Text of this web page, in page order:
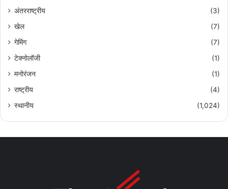
अंतरराष्ट्रीय
(3)
खेल
(7)
गेमिंग
(7)
टेक्नोलॉजी
(1)
मनोरंजन
(1)
राष्ट्रीय
(4)
स्थानीय
(1,024)